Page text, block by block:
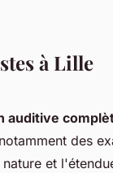
à Lille
auditive
des
et